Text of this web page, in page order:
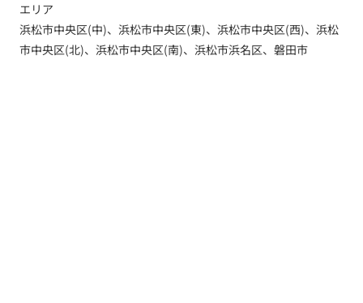
エリア
浜松市中央区(中)、浜松市中央区(東)、浜松市中央区(西)、浜松
市中央区(北)、浜松市中央区(南)、浜松市浜名区、磐田市